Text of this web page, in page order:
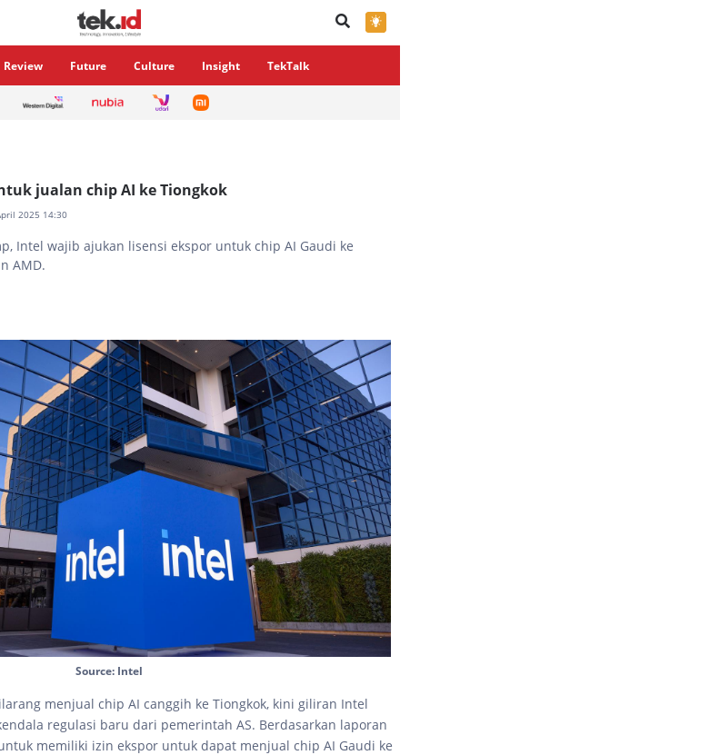
×
Review Future Culture Insight TekTalk
jualan chip AI ke Tiongkok
2025 14:30
Intel wajib ajukan lisensi ekspor untuk chip AI Gaudi ke
AMD.
Source: Intel
menjual chip AI canggih ke Tiongkok, kini giliran Intel
regulasi baru dari pemerintah AS. Berdasarkan laporan
memiliki izin ekspor untuk dapat menjual chip AI Gaudi ke